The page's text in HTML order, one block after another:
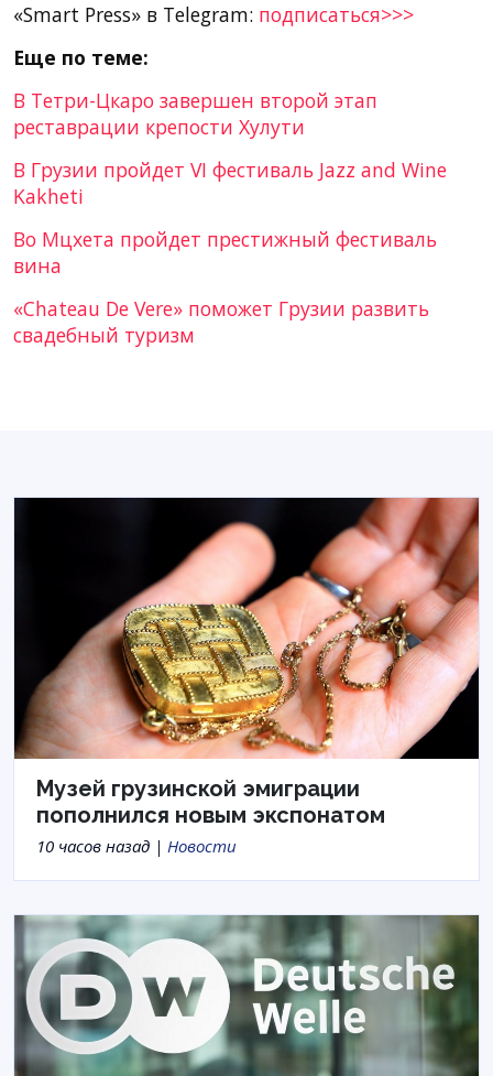
«Smart Press» в Telegram: подписаться>>>
Еще по теме:
В Тетри-Цкаро завершен второй этап
реставрации крепости Хулути
В Грузии пройдет VI фестиваль Jazz and Wine
Kakheti
Во Мцхета пройдет престижный фестиваль
вина
«Chateau De Vere» поможет Грузии развить
свадебный туризм
Музей грузинской эмиграции
пополнился новым экспонатом
10 часов назад | Новости